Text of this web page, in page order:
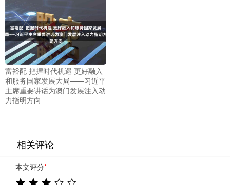
富裕配 把握时代机遇 更好融入
和服务国家发展大局——习近平
主席重要讲话为澳门发展注入动
力指明方向
相关评论
本文评分*